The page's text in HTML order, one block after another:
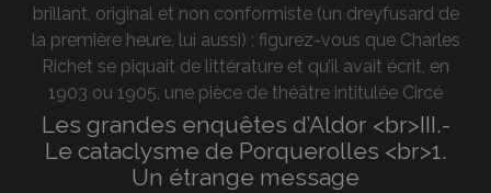
brillant, original et non conformiste (un dreyfusard de
la première heure, lui aussi) ; figurez-vous que Charles
Richet se piquait de littérature et qu’il avait écrit, en
1903 ou 1905, une pièce de théâtre intitulée Circé
Les grandes enquêtes d’Aldor <br>III.-
Le cataclysme de Porquerolles <br>1.
Un étrange message